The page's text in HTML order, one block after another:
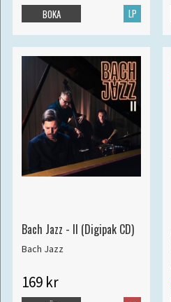
LP
BOKA
Bach Jazz - II (Digipak CD)
Bach Jazz
169 kr